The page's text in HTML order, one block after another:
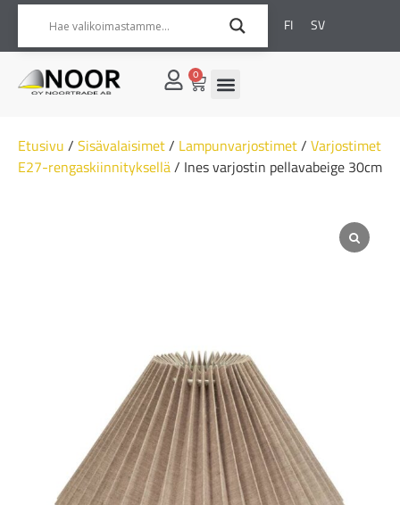
FI SV
0
Etusivu / Sisävalaisimet/ Lampunvarjostimet/ Varjostimet
E27-rengaskiinnityksellä/ Ines varjostin pellavabeige 30cm